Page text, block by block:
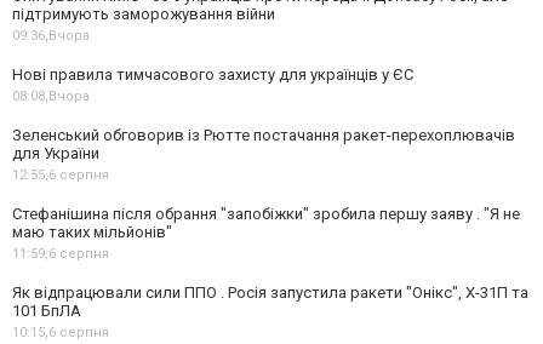
підтримують заморожування війни
09:36,Вчора
Нові правила тимчасового захисту для українців у ЄС
08:08,Вчора
Зеленський обговорив із Рютте постачання ракет-перехоплювачів
для України
12:55,6 серпня
Стефанішина після обрання "запобіжки" зробила першу заяву . "Я не
маю таких мільйонів"
11:59,6 серпня
Як відпрацювали сили ППО . Росія запустила ракети "Онікс", Х-31П та
101 БпЛА
10:15,6 серпня